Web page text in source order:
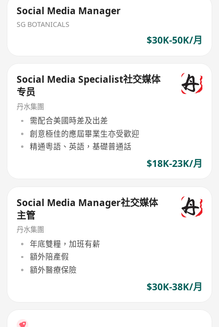
Social Media Manager
SG BOTANICALS
$30K-50K/月
Social Media Specialist社交媒体
专员
丹水集團
需配合美國時差及出差
創意極佳的應屆畢業生亦受歡迎
精通粵語、英語，基礎普通話
$18K-23K/月
Social Media Manager社交媒体
主管
丹水集團
年底雙糧，加班有薪
額外陪產假
額外醫療保險
$30K-38K/月